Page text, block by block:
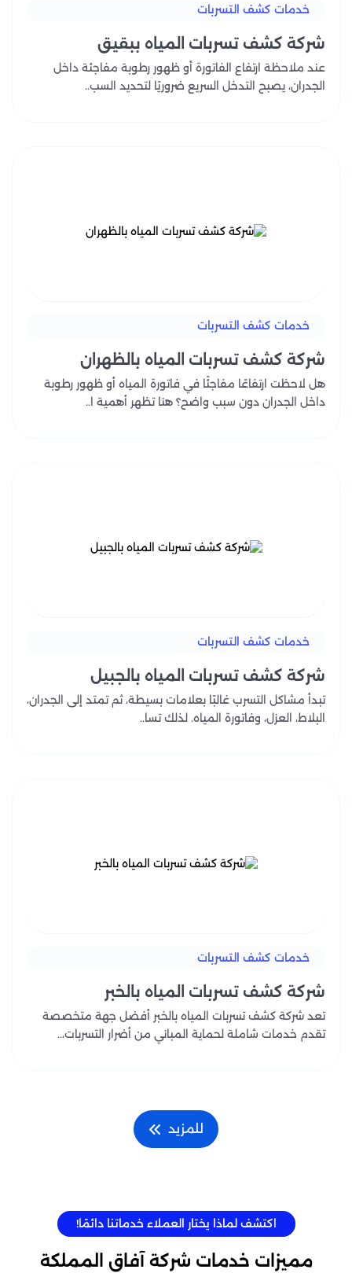
خدمات كشف التسربات
شركة كشف تسربات المياه ببقيق
عند ملاحظة ارتفاع الفاتورة أو ظهور رطوبة مفاجئة داخل
الجدران، يصبح التدخل السريع ضروريًا لتحديد السب..
خدمات كشف التسربات
شركة كشف تسربات المياه بالظهران
هل لاحظت ارتفاعًا مفاجئًا في فاتورة المياه أو ظهور رطوبة
داخل الجدران دون سبب واضح؟ هنا تظهر أهمية ا..
خدمات كشف التسربات
شركة كشف تسربات المياه بالجبيل
تبدأ مشاكل التسرب غالبًا بعلامات بسيطة، ثم تمتد إلى الجدران،
البلاط، العزل، وفاتورة المياه. لذلك تسا..
خدمات كشف التسربات
شركة كشف تسربات المياه بالخبر
تعد شركة كشف تسربات المياه بالخبر أفضل جهة متخصصة
تقدم خدمات شاملة لحماية المباني من أضرار التسربات،..
للمزيد
اكتشف لماذا يختار العملاء خدماتنا دائمًا!
مميزات خدمات شركة آفاق المملكة